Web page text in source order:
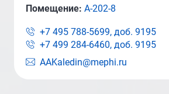
AAKaledin@mephi.ru
Помещение: А-202-8
+7 495 788-5699, доб. 9195
+7 499 284-6460, доб. 9195